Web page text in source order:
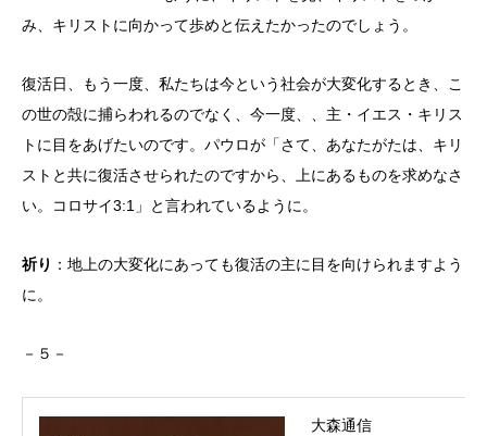
み、キリストに向かって歩めと伝えたかったのでしょう。
復活日、もう一度、私たちは今という社会が大変化するとき、こ
の世の殻に捕らわれるのでなく、今一度、、主・イエス・キリス
トに目をあげたいのです。パウロが「さて、あなたがたは、キリ
ストと共に復活させられたのですから、上にあるものを求めなさ
い。コロサイ3:1」と言われているように。
祈り ：地上の大変化にあっても復活の主に目を向けられますよう
に。
－５－
大森通信